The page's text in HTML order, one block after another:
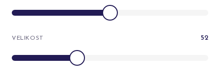
VELIKOST 52